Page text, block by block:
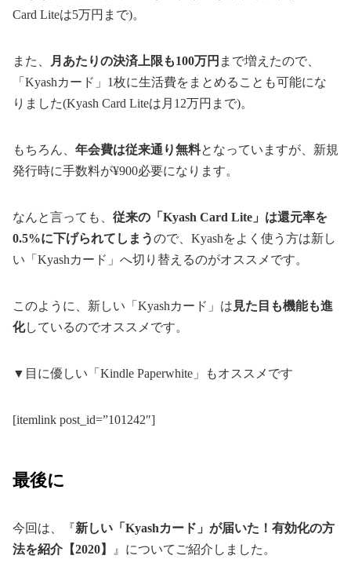
Card Liteは5万円まで)。
また、 月あたりの決済上限も100万円 まで増えたので、
「Kyashカード」1枚に生活費をまとめることも可能にな
りました(Kyash Card Liteは月12万円まで)。
もちろん、 年会費は従来通り無料となっていますが、新規
発行時に手数料が¥900必要になります。
なんと言っても、 従来の「Kyash Card Lite」は還元率を
0.5%に下げられてしまうので、Kyashをよく使う方は新し
い「Kyashカード」へ切り替えるのがオススメです。
このように、新しい「Kyashカード」は 見た目も機能も進
化しているのでオススメです。
▼目に優しい「Kindle Paperwhite」もオススメです
[itemlink post_id=”101242″]
最後に
今回は、『新しい「Kyashカード」が届いた！有効化の方
法を紹介【2020】
』についてご紹介しました。